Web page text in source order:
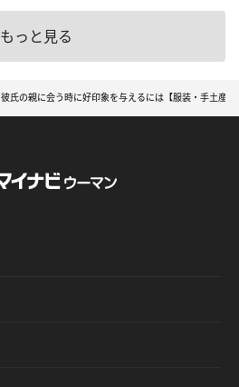
もっと見る
彼氏の親に会う時に好印象を与えるには【服装・手土産